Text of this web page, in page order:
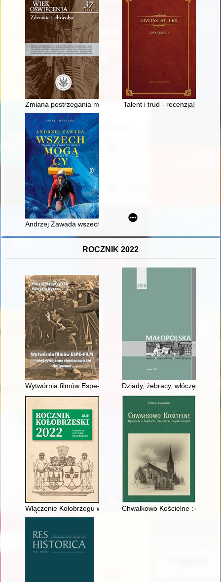
Zmiana postrzegania melancholii w XVIII wieku i jej nowe
Talent i trud - recenzja]
Andrzej Zawada wszechmogący : człowiek, który wymyślił
ROCZNIK 2022
Wytwórnia filmów Espe-film - międzywojenne siemianowickie
Dziady, żebracy, włóczędzy,
Włączenie Kołobrzegu w struktury poczty na Pomorzu w XVII
Chwałkowo Kościelne :